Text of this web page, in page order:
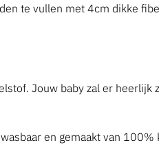
te vullen met 4cm dikke
Jouw baby zal er heerlijk
en gemaakt van 100%